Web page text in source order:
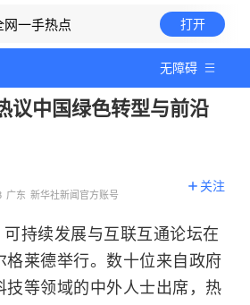
网一手热点 打开
无障碍
议中国绿色转型与前沿
广东 新华社新闻官方账号
关注
持续发展与互联互通论坛在
格莱德举行。数十位来自政府
技等领域的中外人士出席，热